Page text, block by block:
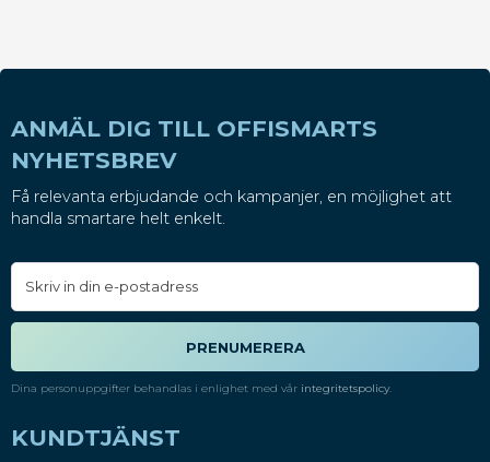
ANMÄL DIG TILL OFFISMARTS
NYHETSBREV
Få relevanta erbjudande och kampanjer, en möjlighet att
handla smartare helt enkelt.
PRENUMERERA
Dina personuppgifter behandlas i enlighet med vår integritetspolicy.
KUNDTJÄNST